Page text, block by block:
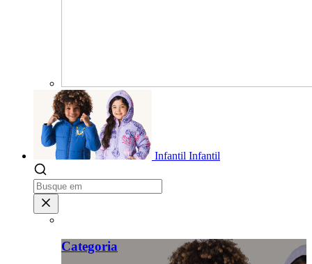
Infantil Infantil
Categoria